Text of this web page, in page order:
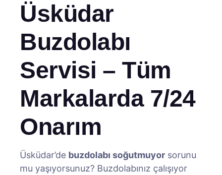
Üsküdar
Buzdolabı
Servisi – Tüm
Markalarda 7/24
Onarım
Üsküdar’de buzdolabı soğutmuyor sorunu
mu yaşıyorsunuz? Buzdolabınız çalışıyor